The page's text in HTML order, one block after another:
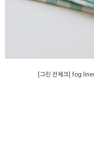
[그린 잔체크] fog